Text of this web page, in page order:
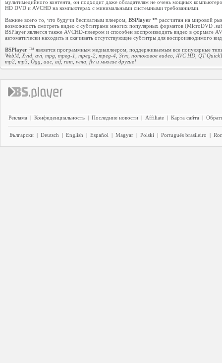
мультимедийного контента, он подходит даже обладателям не очень мощных
HD DVD и AVCHD на компьютерах с минимальными системными требованиями.
Важнее всего то, что будучи бесплатным плеером, BSPlayer ™ рассчитан на мировой
возможность смотреть видео с субтитрами многих популярных форматов (MicroDVD
BSPlayer является также AVCHD-плеером и способен воспроизводить видео в
автоматически находить и скачивать отсутствующие субтитры для воспроизводимого
BSPlayer ™ является программным медиаплеером, поддерживаемым все популярные
WebM, Xvid, avi, mpg, mpeg-1, mpeg-2, mpeg-4, 3ivx, потоковое видео, AVC HD, QT
mp2, mp3, Ogg, aac, aif, ram, wma, flv и многие другие!
Реклама | Конфиденциальность | Последние новости | Affiliate | Карта сайта |
Български | Deutsch | English | Español | Magyar | Polski | Português brasileiro |